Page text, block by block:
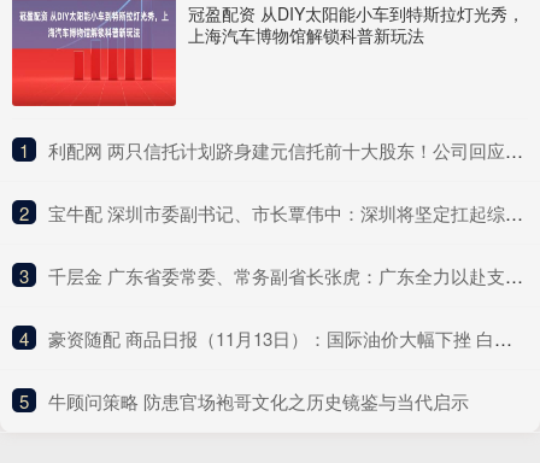
冠盈配资 从DIY太阳能小车到特斯拉灯光秀，
上海汽车博物馆解锁科普新玩法
1 ​利配网 两只信托计划跻身建元信托前十大股东！公司回应不分红与未来盈利点
2 ​宝牛配 深圳市委副书记、市长覃伟中：深圳将坚定扛起综合改革试点主体责任
3 ​千层金 广东省委常委、常务副省长张虎：广东全力以赴支持深圳的改革探索
4 ​豪资随配 商品日报（11月13日）：国际油价大幅下挫 白银再创历史新高
5 ​牛顾问策略 防患官场袍哥文化之历史镜鉴与当代启示